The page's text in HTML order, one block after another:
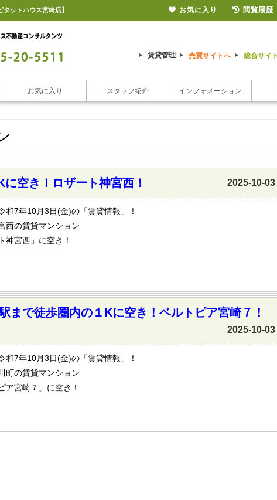
ットハウス宮崎店】
賃貸管理 売買サイトへ 総合サイ
お気に入り スタッフ紹介 インフォメーション
空き！ロザート神宮西！ 2025-10-03
和7年10月3日(金)の「賃貸情報」！
西の賃貸マンション
神宮西」に空き！
まで徒歩圏内の１Kに空き！ベルトピア宮崎７！
2025-10-03
和7年10月3日(金)の「賃貸情報」！
町の賃貸マンション
ア宮崎７」に空き！
お気に入り 閲覧履歴